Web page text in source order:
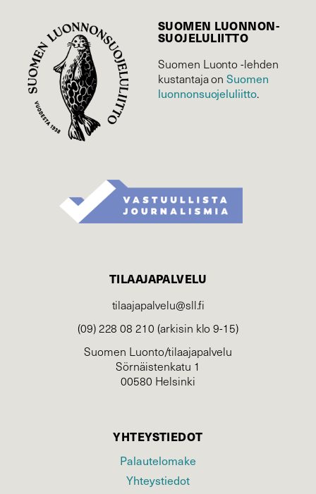
SUOMEN LUONNON­
SUOJELU­LIITTO
Suomen Luonto -lehden
kustantaja onSuomen
luonnonsuojelu­liitto.
TILAAJAPALVELU
tilaajapalvelu@sll.fi
(09) 228 08 210 (arkisin klo 9-15)
Suomen Luonto/tilaajapalvelu
Sörnäistenkatu 1
00580 Helsinki
YHTEYSTIEDOT
Palautelomake
Yhteystiedot